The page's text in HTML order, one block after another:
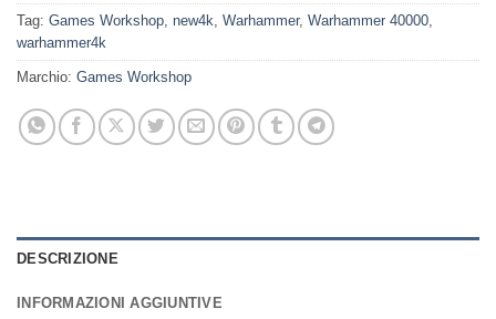
Tag: Games Workshop, new4k, Warhammer, Warhammer 40000,
warhammer4k
Marchio: Games Workshop
DESCRIZIONE
INFORMAZIONI AGGIUNTIVE